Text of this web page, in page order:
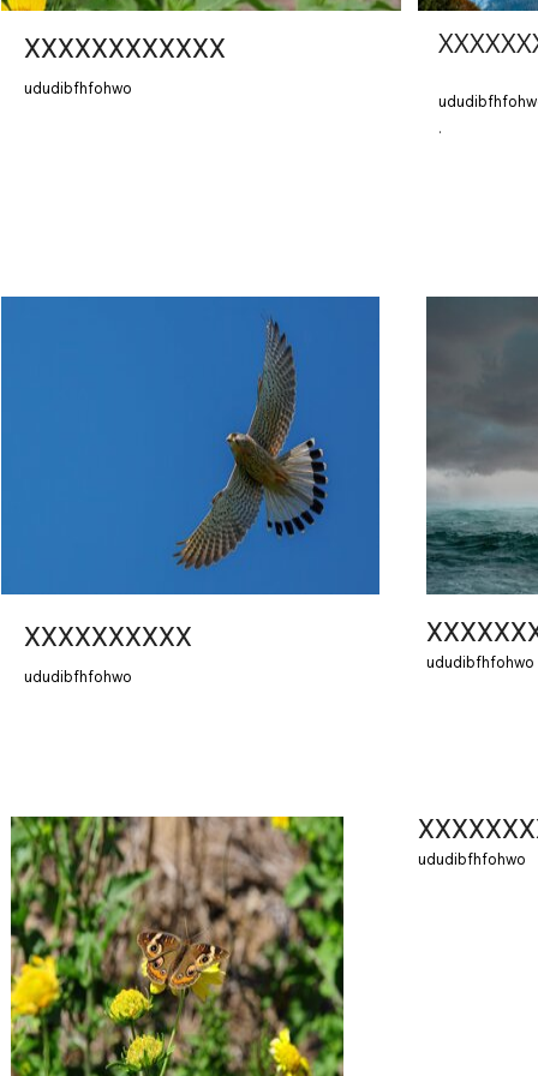
XXXXXXXXXXXX
ududibfhfohwo
.
XXXXXXXXXX
ududibfhfohwo
ududibfhfohwo
ududibfhfohwo